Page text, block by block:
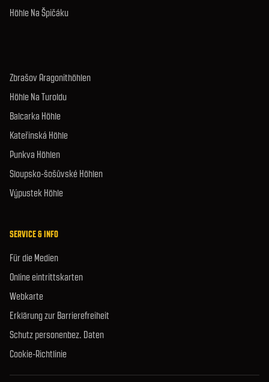
Höhle Na Špičáku
Zbrašov Aragonithöhlen
Höhle Na Turoldu
Balcarka Höhle
Kateřinská Höhle
Punkva Höhlen
Sloupsko-šošůvské Höhlen
Výpustek Höhle
SERVICE & INFO
Für die Medien
Online eintrittskarten
Webkarte
Erklärung zur Barrierefreiheit
Schutz personenbez. Daten
Cookie-Richtlinie